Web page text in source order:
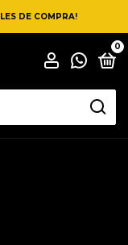
DE COMPRA!
0